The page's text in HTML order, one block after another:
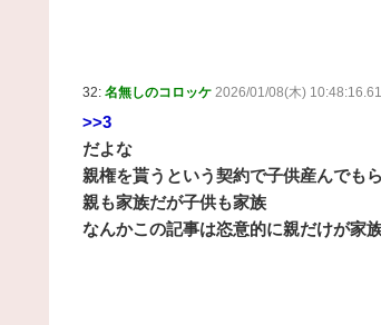
32: 名無しのコロッケ 2026/01/08(木)
>>3
だよな
親権を貰うという契約で子供産んでも
親も家族だが子供も家族
なんかこの記事は恣意的に親だけが家